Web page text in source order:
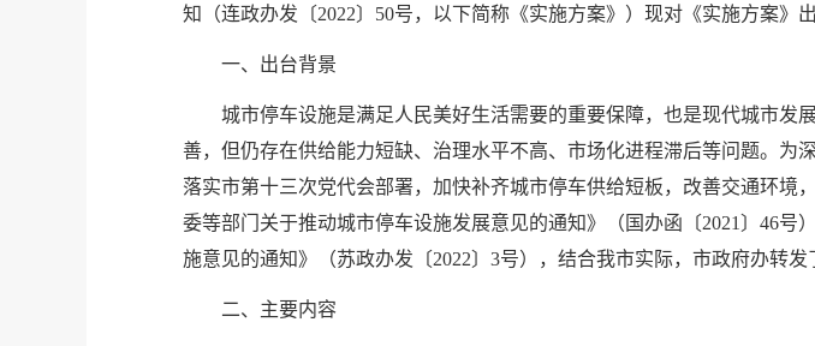
知（连政办发〔2022〕50号，以下简称《实施方案》）现对《实施方案》
一、出台背景
城市停车设施是满足人民美好生活需要的重要保障，也是现代城市
善，但仍存在供给能力短缺、治理水平不高、市场化进程滞后等问题。为
落实市第十三次党代会部署，加快补齐城市停车供给短板，改善交通环境
委等部门关于推动城市停车设施发展意见的通知》（国办函〔2021〕46
施意见的通知》（苏政办发〔2022〕3号），结合我市实际，市政府办转
二、主要内容